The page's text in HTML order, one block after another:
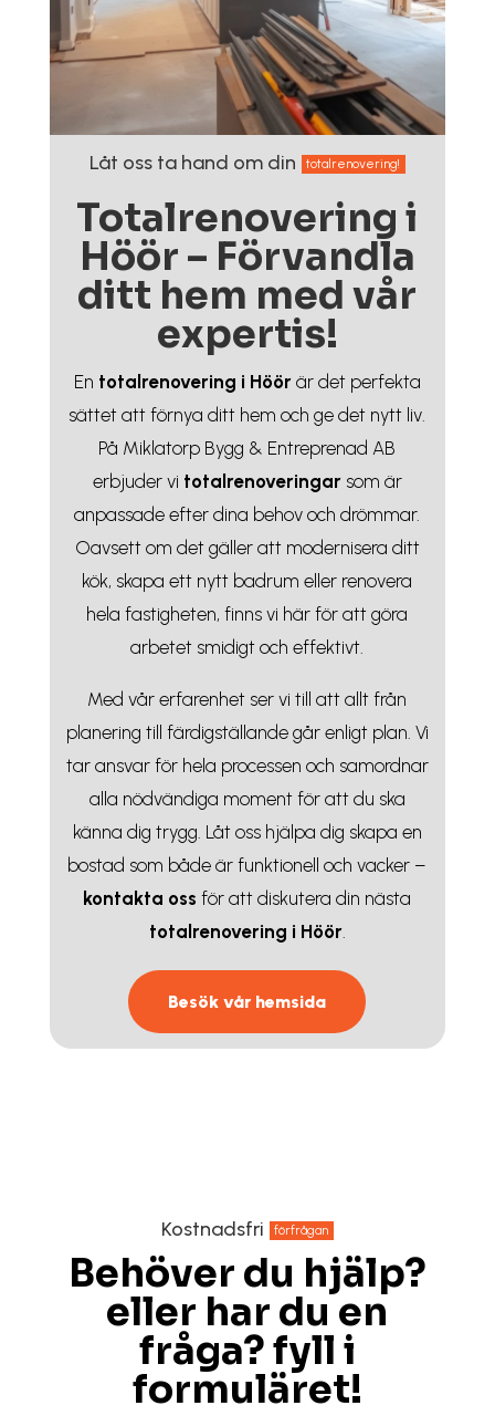
Låt oss ta hand om din totalrenovering!
Totalrenovering i
Höör – Förvandla
ditt hem med vår
expertis!
En totalrenovering i Höörär det perfekta
sättet att förnya ditt hem och ge det nytt liv.
På Miklatorp Bygg & Entreprenad AB
erbjuder vi totalrenoveringar som är
anpassade efter dina behov och drömmar.
Oavsett om det gäller att modernisera ditt
kök, skapa ett nytt badrum eller renovera
hela fastigheten, finns vi här för att göra
arbetet smidigt och effektivt.
Med vår erfarenhet ser vi till att allt från
planering till färdigställande går enligt plan. Vi
tar ansvar för hela processen och samordnar
alla nödvändiga moment för att du ska
känna dig trygg. Låt oss hjälpa dig skapa en
bostad som både är funktionell och vacker –
kontakta oss för att diskutera din nästa
totalrenovering i Höör.
Besök vår hemsida
Kostnadsfri förfrågan
Behöver du hjälp?
eller har du en
fråga? fyll i
formuläret!